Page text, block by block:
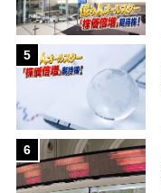
5
6